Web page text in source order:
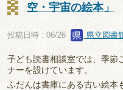
空・宇宙の絵本」
投稿日時 : 06/26 県立図書
子ども読書相談室では、季節
ナーを設けています。
ふだんは書庫にある古い絵本